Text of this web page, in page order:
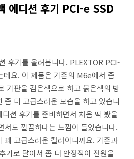
에디션 후기 PCI-e SSD
후기를 올려봅니다. PLEXTOR PCI-
요. 이 제품은 기존의 M6e에서 좀
기판을 검은색으로 하고 붉은색의 방
좀 더 고급스러운 모습을 하고 있습니
션 후기를 준비하면서 처음 딱 봤을
서도 깔끔하다는 느낌이 들었습니다.
꽤 고급스러운 컬러이니까요. 기존과
가로 달아서 좀 더 안정적이 전원을